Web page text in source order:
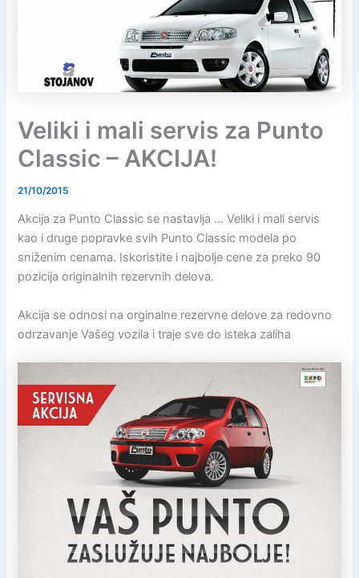
Veliki i mali servis za Punto
Classic – AKCIJA!
21/10/2015
Akcija za Punto Classic se nastavlja … Veliki i mali servis
kao i druge popravke svih Punto Classic modela po
sniženim cenama. Iskoristite i najbolje cene za preko 90
pozicija originalnih rezervnih delova.
Akcija se odnosi na orginalne rezervne delove za redovno
odrzavanje Vašeg vozila i traje sve do isteka zaliha